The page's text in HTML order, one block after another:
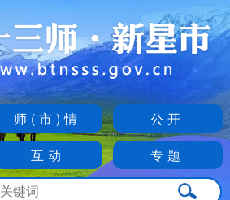
师(市)情
公开
互动 专题